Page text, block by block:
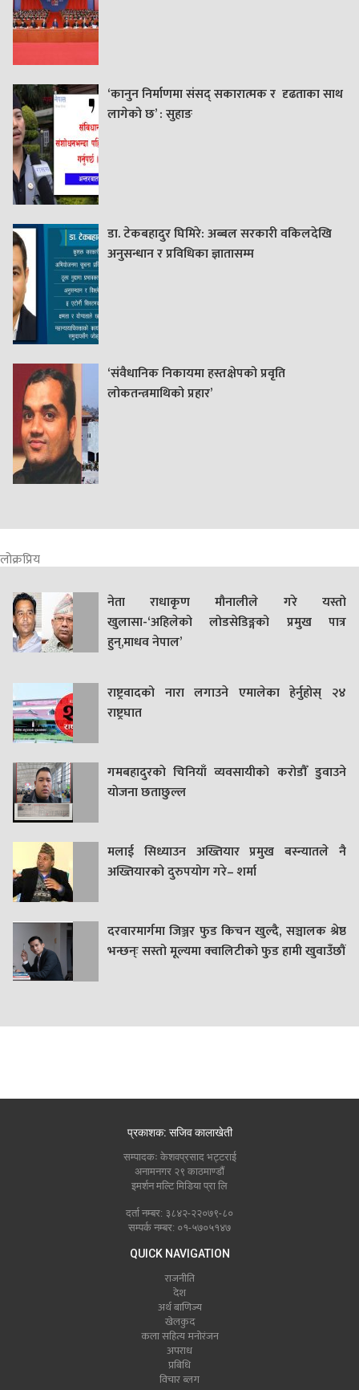
‘कानुन निर्माणमा संसद् सकारात्मक र दृढताका साथ
लागेको छ’ : सुहाङ
डा. टेकबहादुर घिमिरे: अब्बल सरकारी वकिलदेखि
अनुसन्धान र प्रविधिका ज्ञातासम्म
‘संवैधानिक निकायमा हस्तक्षेपको प्रवृति
लोकतन्त्रमाथिको प्रहार’
लोक्रप्रिय
नेता राधाकृण मौनालीले गरे यस्तो
खुलासा-‘अहिलेको लोडसेडिङ्गको प्रमुख पात्र
हुन्,माधव नेपाल’
राष्ट्रवादको नारा लगाउने एमालेका हेर्नुहोस् २४
राष्ट्रघात
गमबहादुरकाे चिनियाँ व्यवसायीको करोडौँ डुवाउने
याेजना छताछुल्ल
मलाई सिध्याउन अख्तियार प्रमुख बस्न्यातले नै
अख्तियारको दुरुपयोग गरे– शर्मा
दरवारमार्गमा जिञ्जर फुड किचन खुल्दै, सञ्चालक श्रेष्ठ
भन्छन्ः सस्तो मूल्यमा क्वालिटीको फुड हामी खुवाउँछौं
प्रकाशक: सजिव कालाखेती
सम्पादकः केशवप्रसाद भट्टराई
अनामनगर २९ काठमाण्डौं
इमर्शन मल्टि मिडिया प्रा लि
दर्ता नम्बर: ३८४२-२२०७९-८०
सम्पर्क नम्बर: ०१-५७०५१४७
QUICK NAVIGATION
राजनीति
देश
अर्थ बाणिज्य
खेलकुद
कला सहित्य मनोरंजन
अपराध
प्रबिधि
विचार ब्लग